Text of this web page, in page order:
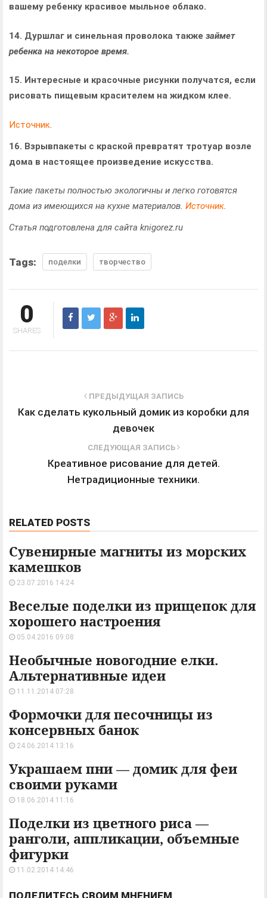
вашему ребенку красивое мыль­ное облако.
14. Дуршлаг и синельная проволока также займет
ребенка на некоторое время.
15. Инте­рес­ные и кра­соч­ные рисунки полу­чатся, если
рисо­вать пище­вым кра­си­те­лем на жид­ком клее.
Источник
16. Взры­впакеты с крас­кой пре­вра­тят тротуар возле
дома в насто­я­щее про­из­ве­де­ние искусства.
Такие пакеты полностью экологичны и легко готовятся
дома из имеющихся на кухне материалов. Источник.
Статья подготовлена для сайта knigorez.ru
Tags: поделки творчество
0
SHARES
ПРЕДЫДУЩАЯ ЗАПИСЬ
Как сделать кукольный домик из коробки для
девочек
СЛЕДУЮЩАЯ ЗАПИСЬ
Креативное рисование для детей.
Нетрадиционные техники.
RELATED POSTS
Сувенирные магниты из морских
камешков
23.07.2016 14:24
Веселые поделки из прищепок для
хорошего настроения
05.04.2016 09:08
Необычные новогодние елки.
Альтернативные идеи
11.11.2014 07:28
Формочки для песочницы из
консервных банок
24.06.2014 13:16
Украшаем пни — домик для феи
своими руками
18.06.2014 11:16
Поделки из цветного риса —
ранголи, аппликации, объемные
фигурки
11.02.2014 14:46
ПОДЕЛИТЕСЬ СВОИМ МНЕНИЕМ